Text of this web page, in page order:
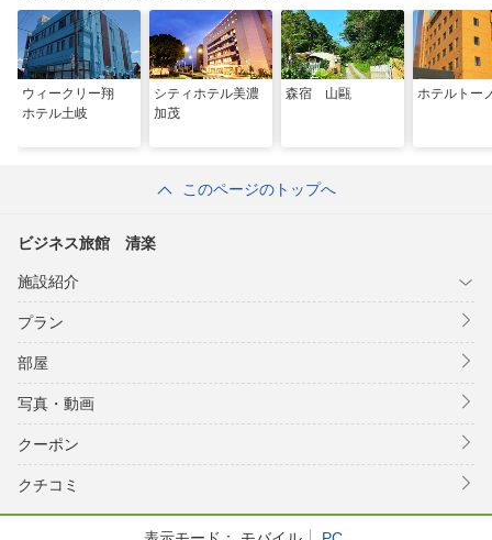
ウィークリー翔
ホテル土岐
シティホテル美濃
加茂
森宿 山甌 ホテルトー
このページのトップへ
ビジネス旅館 清楽
施設紹介
プラン
部屋
写真・動画
クーポン
クチコミ